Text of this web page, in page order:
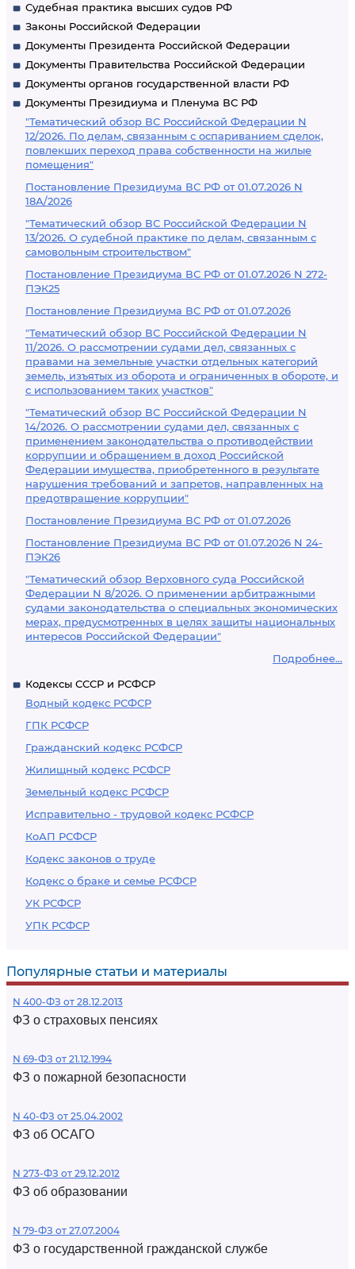
Судебная практика высших судов РФ
Законы Российской Федерации
Документы Президента Российской Федерации
Документы Правительства Российской Федерации
Документы органов государственной власти РФ
Документы Президиума и Пленума ВС РФ
"Тематический обзор ВС Российской Федерации N
12/2026. По делам, связанным с оспариванием сделок,
повлекших переход права собственности на жилые
помещения"
Постановление Президиума ВС РФ от 01.07.2026 N
18А/2026
"Тематический обзор ВС Российской Федерации N
13/2026. О судебной практике по делам, связанным с
самовольным строительством"
Постановление Президиума ВС РФ от 01.07.2026 N 272-
ПЭК25
Постановление Президиума ВС РФ от 01.07.2026
"Тематический обзор ВС Российской Федерации N
11/2026. О рассмотрении судами дел, связанных с
правами на земельные участки отдельных категорий
земель, изъятых из оборота и ограниченных в обороте, и
с использованием таких участков"
"Тематический обзор ВС Российской Федерации N
14/2026. О рассмотрении судами дел, связанных с
применением законодательства о противодействии
коррупции и обращением в доход Российской
Федерации имущества, приобретенного в результате
нарушения требований и запретов, направленных на
предотвращение коррупции"
Постановление Президиума ВС РФ от 01.07.2026
Постановление Президиума ВС РФ от 01.07.2026 N 24-
ПЭК26
"Тематический обзор Верховного суда Российской
Федерации N 8/2026. О применении арбитражными
судами законодательства о специальных экономических
мерах, предусмотренных в целях защиты национальных
интересов Российской Федерации"
Подробнее...
Кодексы СССР и РСФСР
Водный кодекс РСФСР
ГПК РСФСР
Гражданский кодекс РСФСР
Жилищный кодекс РСФСР
Земельный кодекс РСФСР
Исправительно - трудовой кодекс РСФСР
КоАП РСФСР
Кодекс законов о труде
Кодекс о браке и семье РСФСР
УК РСФСР
УПК РСФСР
Популярные статьи и материалы
N 400-ФЗ от 28.12.2013
ФЗ о страховых пенсиях
N 69-ФЗ от 21.12.1994
ФЗ о пожарной безопасности
N 40-ФЗ от 25.04.2002
ФЗ об ОСАГО
N 273-ФЗ от 29.12.2012
ФЗ об образовании
N 79-ФЗ от 27.07.2004
ФЗ о государственной гражданской службе